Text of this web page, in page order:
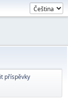
příspěvky